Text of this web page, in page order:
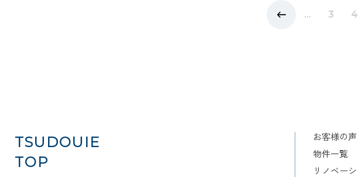
... 3 4
TSUDOUIE
TOP
お客様の声
物件一覧
リノベー